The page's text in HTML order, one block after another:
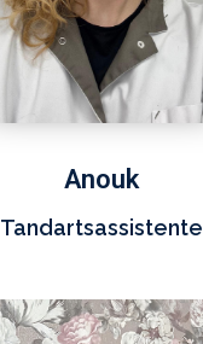
Anouk
Tandartsassistente